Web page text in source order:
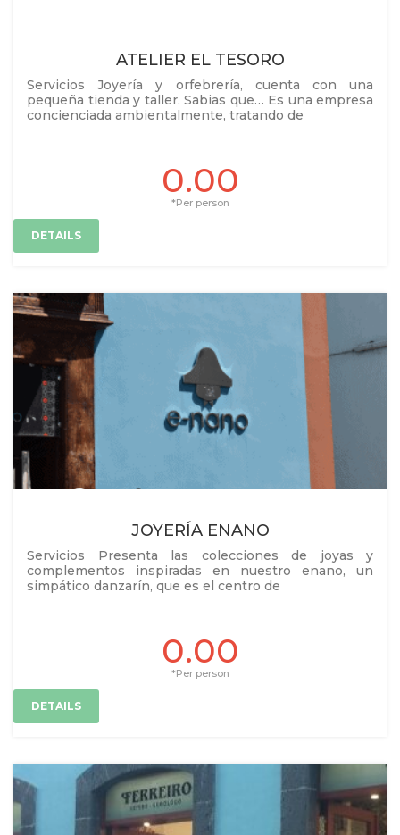
ATELIER EL TESORO
Servicios Joyería y orfebrería, cuenta con una
pequeña tienda y taller. Sabias que… Es una empresa
concienciada ambientalmente, tratando de
0.00
*Per person
DETAILS
JOYERÍA ENANO
Servicios Presenta las colecciones de joyas y
complementos inspiradas en nuestro enano, un
simpático danzarín, que es el centro de
0.00
*Per person
DETAILS